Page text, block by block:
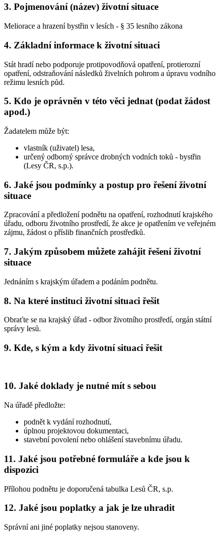
3. Pojmenování (název) životní situace
Meliorace a hrazení bystřin v lesích - § 35 lesního zákona
4. Základní informace k životní situaci
Stát hradí nebo podporuje protipovodňová opatření, protierozní
opatření, odstraňování následků živelních pohrom a úpravu vodního
režimu lesních půd.
5. Kdo je oprávněn v této věci jednat (podat žádost
apod.)
Žadatelem může být:
vlastník (uživatel) lesa,
určený odborný správce drobných vodních toků - bystřin
(Lesy ČR, s.p.).
6. Jaké jsou podmínky a postup pro řešení životní
situace
Zpracování a předložení podnětu na opatření, rozhodnutí krajského
úřadu, odboru životního prostředí, že akce je opatřením ve veřejném
zájmu, žádost o příslib finančních prostředků.
7. Jakým způsobem můžete zahájit řešení životní
situace
Jednáním s krajským úřadem a podáním podnětu.
8. Na které instituci životní situaci řešit
Obraťte se na krajský úřad - odbor životního prostředí, orgán státní
správy lesů.
9. Kde, s kým a kdy životní situaci řešit
10. Jaké doklady je nutné mít s sebou
Na úřadě předložte:
podnět k vydání rozhodnutí,
úplnou projektovou dokumentaci,
stavební povolení nebo ohlášení stavebnímu úřadu.
11. Jaké jsou potřebné formuláře a kde jsou k
dispozici
Přílohou podnětu je doporučená tabulka Lesů ČR, s.p.
12. Jaké jsou poplatky a jak je lze uhradit
Správní ani jiné poplatky nejsou stanoveny.